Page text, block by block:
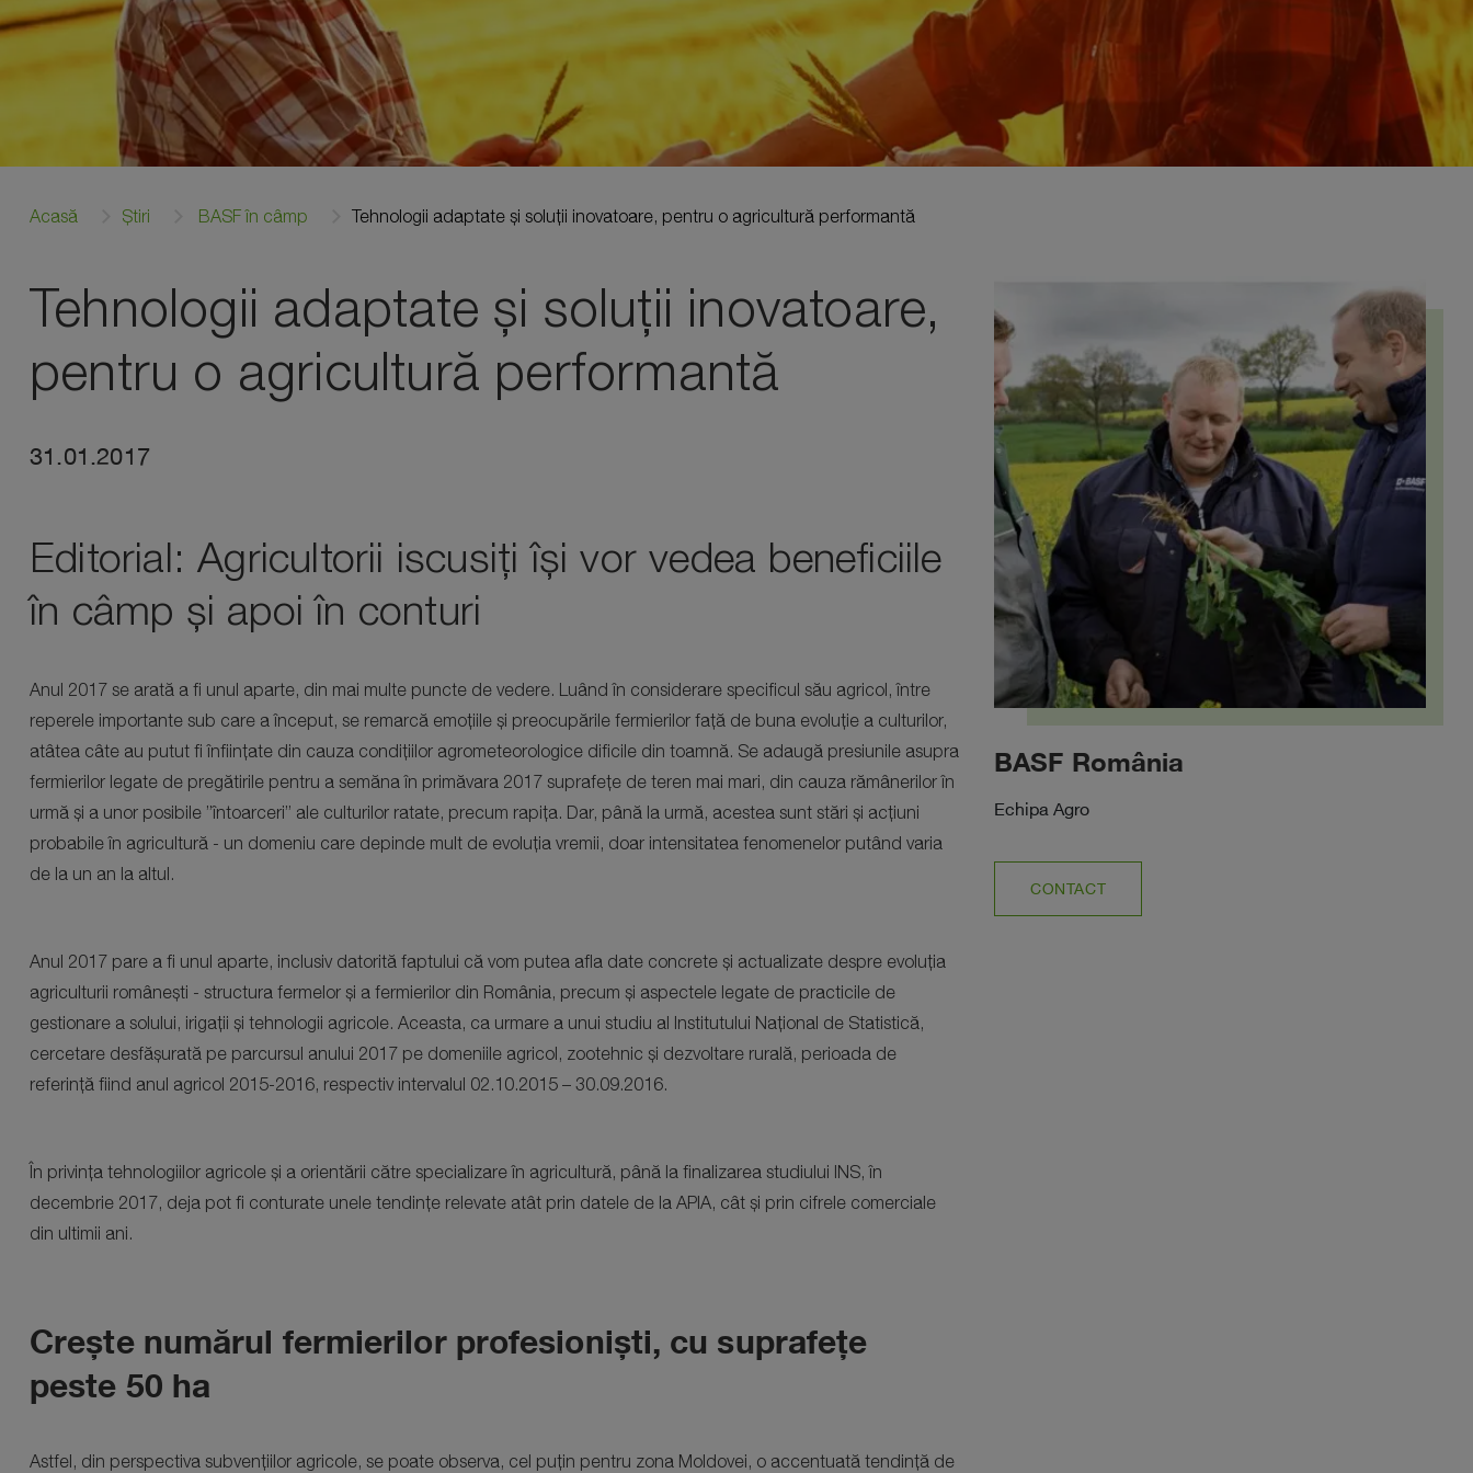
Acasă Știri BASF în câmp Tehnologii adaptate și soluții inovatoare, pentru o agricultură performantă
Tehnologii adaptate și soluții inovatoare,
pentru o agricultură performantă
31.01.2017
Editorial: Agricultorii iscusiți își vor vedea beneficiile
în câmp și apoi în conturi
Anul 2017 se arată a fi unul aparte, din mai multe puncte de vedere. Luând în considerare specificul său agricol, între
reperele importante sub care a început, se remarcă emoțiile și preocupările fermierilor față de buna evoluție a culturilor,
atâtea câte au putut fi înființate din cauza condițiilor agrometeorologice dificile din toamnă. Se adaugă presiunile asupra
fermierilor legate de pregătirile pentru a semăna în primăvara 2017 suprafețe de teren mai mari, din cauza rămânerilor în
urmă și a unor posibile ”întoarceri” ale culturilor ratate, precum rapița. Dar, până la urmă, acestea sunt stări și acțiuni
probabile în agricultură - un domeniu care depinde mult de evoluția vremii, doar intensitatea fenomenelor putând varia
de la un an la altul.
Anul 2017 pare a fi unul aparte, inclusiv datorită faptului că vom putea afla date concrete și actualizate despre evoluția
agriculturii românești - structura fermelor și a fermierilor din România, precum și aspectele legate de practicile de
gestionare a solului, irigații și tehnologii agricole. Aceasta, ca urmare a unui studiu al Institutului Național de Statistică,
cercetare desfășurată pe parcursul anului 2017 pe domeniile agricol, zootehnic și dezvoltare rurală, perioada de
referință fiind anul agricol 2015-2016, respectiv intervalul 02.10.2015 – 30.09.2016.
În privința tehnologiilor agricole și a orientării către specializare în agricultură, până la finalizarea studiului INS, în
decembrie 2017, deja pot fi conturate unele tendințe relevate atât prin datele de la APIA, cât și prin cifrele comerciale
din ultimii ani.
Crește numărul fermierilor profesioniști, cu suprafețe
peste 50 ha
Astfel, din perspectiva subvențiilor agricole, se poate observa, cel puțin pentru zona Moldovei, o accentuată tendință de
BASF România
Echipa Agro
CONTACT